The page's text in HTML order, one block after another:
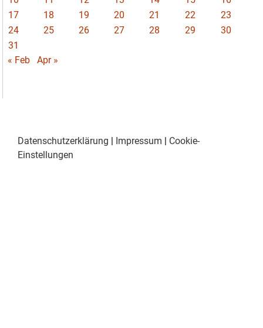
17
18 19 20 21 22
23
24
25 26 27 28 29
30
31
« Feb
Apr »
Datenschutzerklärung Impressum
Cookie-
Einstellungen